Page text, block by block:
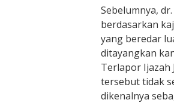
Sebelumnya,
berdasarkan
yang beredar
ditayangkan
Terlapor Ijazah
tersebut tidak
dikenalnya